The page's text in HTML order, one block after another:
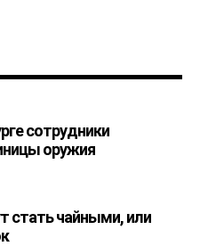
сотрудники
оружия
стать чайными, или